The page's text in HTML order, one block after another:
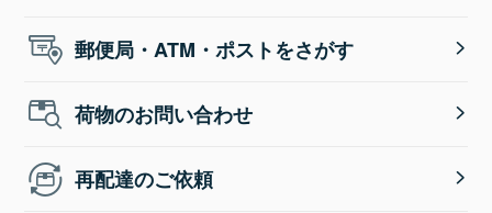
郵便局・ATM・ポストをさがす
荷物のお問い合わせ
再配達のご依頼